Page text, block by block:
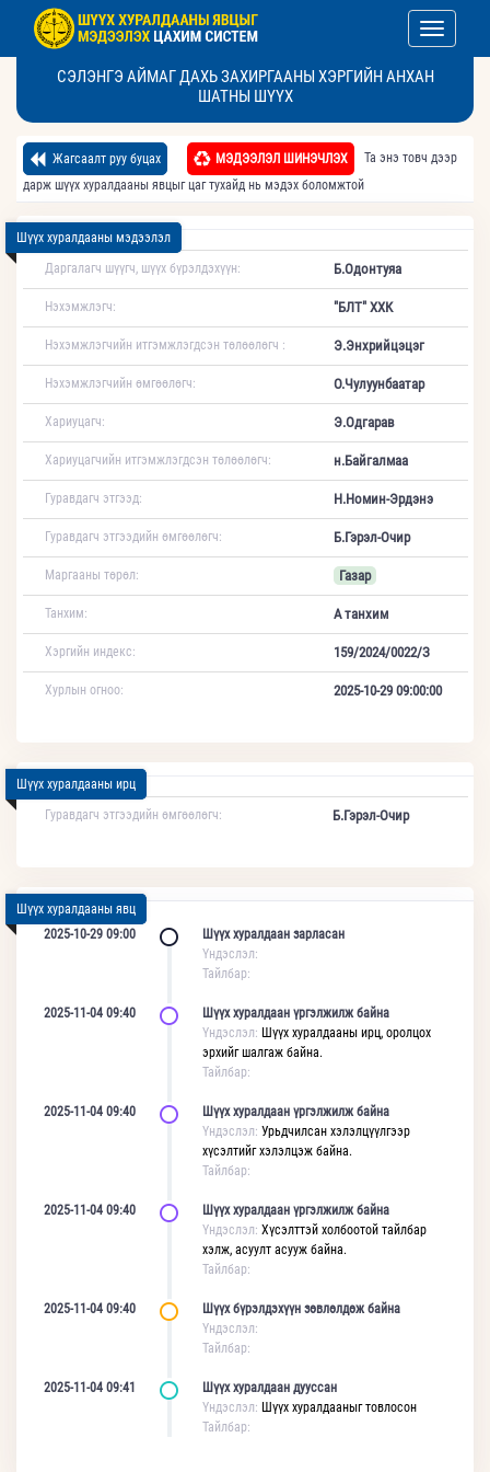
Toggle
СЭЛЭНГЭ АЙМАГ ДАХЬ ЗАХИРГААНЫ ХЭРГИЙН АНХАН
ШАТНЫ ШҮҮХ
Жагсаалт руу буцах МЭДЭЭЛЭЛ ШИНЭЧЛЭХ
Та энэ товч дээр
дарж шүүх хуралдааны явцыг цаг тухайд нь мэдэх боломжтой
Шүүх хуралдааны мэдээлэл
Даргалагч шүүгч, шүүх бүрэлдэхүүн:
Б.Одонтуяа
Нэхэмжлэгч: "БЛТ" ХХК
Нэхэмжлэгчийн итгэмжлэгдсэн төлөөлөгч : Э.Энхрийцэцэг
Нэхэмжлэгчийн өмгөөлөгч: О.Чулуунбаатар
Хариуцагч: Э.Одгарав
Хариуцагчийн итгэмжлэгдсэн төлөөлөгч: н.Байгалмаа
Гуравдагч этгээд: Н.Номин-Эрдэнэ
Гуравдагч этгээдийн өмгөөлөгч: Б.Гэрэл-Очир
Маргааны төрөл: Газар
Танхим: А танхим
Хэргийн индекс: 159/2024/0022/З
Хурлын огноо: 2025-10-29 09:00:00
Шүүх хуралдааны ирц
Гуравдагч этгээдийн өмгөөлөгч:
Б.Гэрэл-Очир
Шүүх хуралдааны явц
2025-10-29 09:00
Шүүх хуралдаан зарласан
Үндэслэл:
Тайлбар:
2025-11-04 09:40
Шүүх хуралдаан үргэлжилж байна
Үндэслэл: Шүүх хуралдааны ирц, оролцох
эрхийг шалгаж байна.
Тайлбар:
2025-11-04 09:40
Шүүх хуралдаан үргэлжилж байна
Үндэслэл: Урьдчилсан хэлэлцүүлгээр
хүсэлтийг хэлэлцэж байна.
Тайлбар:
2025-11-04 09:40
Шүүх хуралдаан үргэлжилж байна
Үндэслэл: Хүсэлттэй холбоотой тайлбар
хэлж, асуулт асууж байна.
Тайлбар:
2025-11-04 09:40
Шүүх бүрэлдэхүүн зөвлөлдөж байна
Үндэслэл:
Тайлбар:
2025-11-04 09:41
Шүүх хуралдаан дууссан
Үндэслэл: Шүүх хуралдааныг товлосон
Тайлбар: